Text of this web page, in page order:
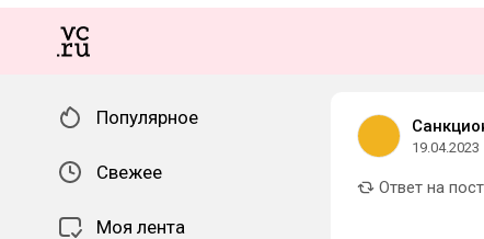
Популярное
Свежее
Моя лента
19.04.2023
Ответ на пост